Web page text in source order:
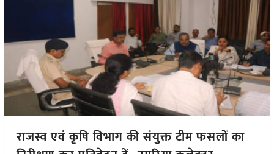
राजस्व एवं कृषि विभाग की संयुक्त टीम फसलों का